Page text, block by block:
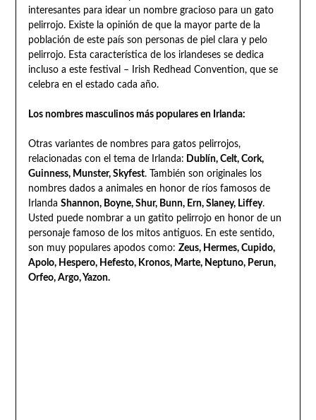
interesantes para idear un nombre gracioso para un gato
pelirrojo. Existe la opinión de que la mayor parte de la
población de este país son personas de piel clara y pelo
pelirrojo. Esta característica de los irlandeses se dedica
incluso a este festival – Irish Redhead Convention, que se
celebra en el estado cada año.
Los nombres masculinos más populares en Irlanda:
Otras variantes de nombres para gatos pelirrojos,
relacionadas con el tema de Irlanda: Dublín, Celt, Cork,
Guinness, Munster, Skyfest. También son originales los
nombres dados a animales en honor de ríos famosos de
Irlanda Shannon, Boyne, Shur, Bunn, Ern, Slaney, Liffey.
Usted puede nombrar a un gatito pelirrojo en honor de un
personaje famoso de los mitos antiguos. En este sentido,
son muy populares apodos como: Zeus, Hermes, Cupido,
Apolo, Hespero, Hefesto, Kronos, Marte, Neptuno, Perun,
Orfeo, Argo, Yazon.